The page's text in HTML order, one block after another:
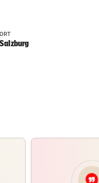
ORT
Salzburg